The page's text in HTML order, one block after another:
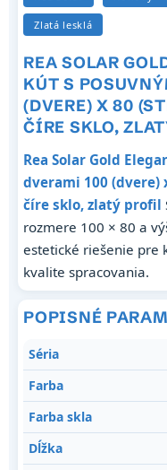
Zlatá lesklá
REA SOLAR
KÚT S
(DVERE) X 80
ČÍRE SKLO,
Rea Solar Gold
dverami 100 (dvere)
číre sklo, zlatý profil
rozmere 100 × 80 a
estetické riešenie pre
kvalite spracovania.
POPISNÉ
Séria
Farba
Farba skla
Dĺžka